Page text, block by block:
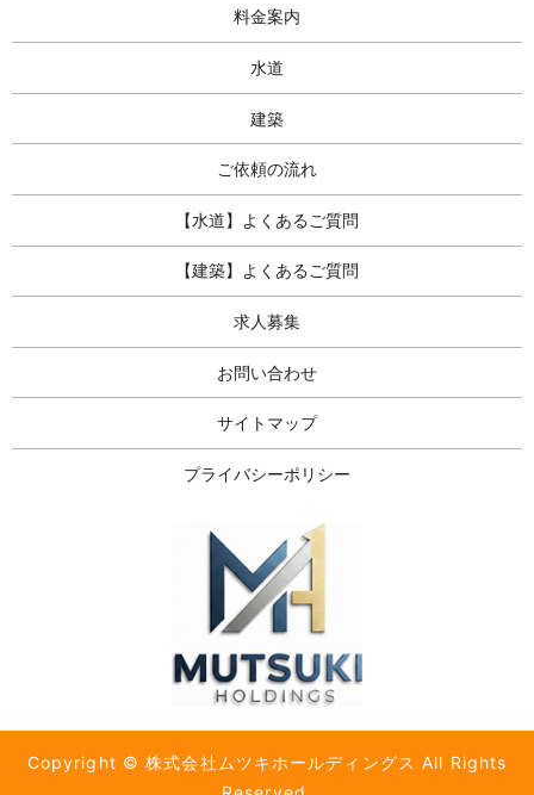
料金案内
水道
建築
ご依頼の流れ
【水道】よくあるご質問
【建築】よくあるご質問
求人募集
お問い合わせ
サイトマップ
プライバシーポリシー
Copyright © 株式会社ムツキホールディングス All Rights